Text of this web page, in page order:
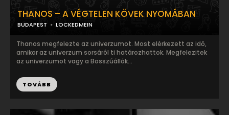
THANOS – A VÉGTELEN KÖVEK NYOMÁBAN
BUDAPEST LOCKEDMEIN
Thanos megfelezte az univerzumot. Most elérkezett az idő,
amikor az univerzum sorsáról ti határozhattok. Megfelezitek
az univerzumot vagy a Bosszúállók...
TOVÁBB